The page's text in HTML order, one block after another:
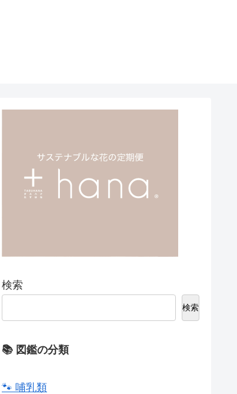
検索
検索
📚 図鑑の分類
🐾 哺乳類